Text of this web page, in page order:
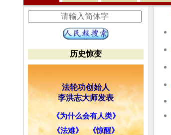
历史惊变
法轮功创始人
李洪志大师发表
《为什么会有人类》
《法难》
《惊醒》